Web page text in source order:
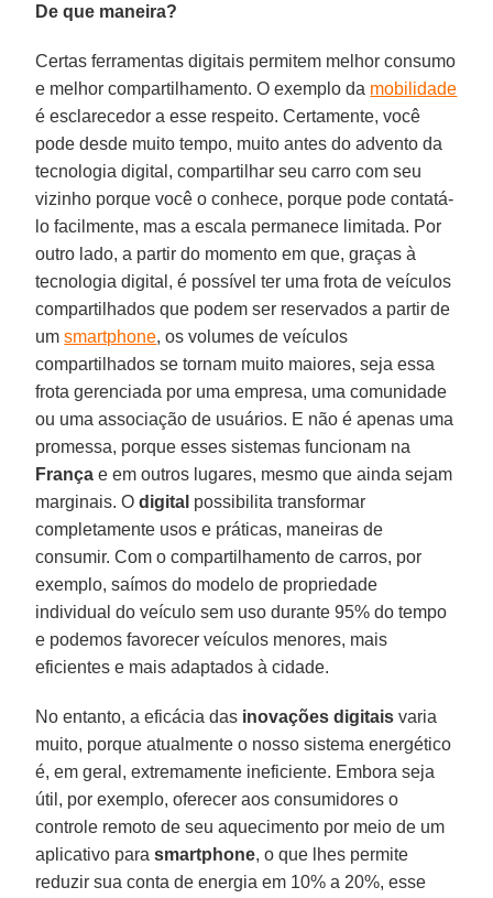
De que maneira?
Certas ferramentas digitais permitem melhor consumo
e melhor compartilhamento. O exemplo da mobilidade
é esclarecedor a esse respeito. Certamente, você
pode desde muito tempo, muito antes do advento da
tecnologia digital, compartilhar seu carro com seu
vizinho porque você o conhece, porque pode contatá-
lo facilmente, mas a escala permanece limitada. Por
outro lado, a partir do momento em que, graças à
tecnologia digital, é possível ter uma frota de veículos
compartilhados que podem ser reservados a partir de
umsmartphone, os volumes de veículos
compartilhados se tornam muito maiores, seja essa
frota gerenciada por uma empresa, uma comunidade
ou uma associação de usuários. E não é apenas uma
promessa, porque esses sistemas funcionam na
França e em outros lugares, mesmo que ainda sejam
marginais. Odigital possibilita transformar
completamente usos e práticas, maneiras de
consumir. Com o compartilhamento de carros, por
exemplo, saímos do modelo de propriedade
individual do veículo sem uso durante 95% do tempo
e podemos favorecer veículos menores, mais
eficientes e mais adaptados à cidade.
No entanto, a eficácia das inovações digitais varia
muito, porque atualmente o nosso sistema energético
é, em geral, extremamente ineficiente. Embora seja
útil, por exemplo, oferecer aos consumidores o
controle remoto de seu aquecimento por meio de um
aplicativo parasmartphone, o que lhes permite
reduzir sua conta de energia em 10% a 20%, esse